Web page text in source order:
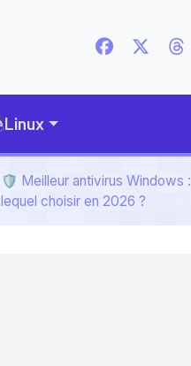
Linux
🛡️ Meilleur antivirus Windows :
lequel choisir en 2026 ?